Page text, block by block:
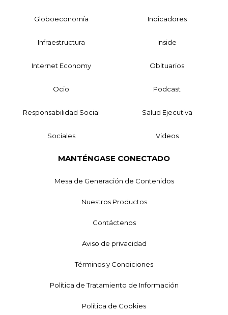
Globoeconomía Indicadores
Infraestructura Inside
Internet Economy Obituarios
Ocio Podcast
Responsabilidad Social Salud Ejecutiva
Sociales Videos
MANTÉNGASE CONECTADO
Mesa de Generación de Contenidos
Nuestros Productos
Contáctenos
Aviso de privacidad
Términos y Condiciones
Política de Tratamiento de Información
Política de Cookies